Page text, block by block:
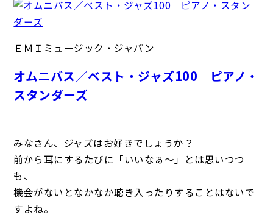
ＥＭＩミュージック・ジャパン
オムニバス／ベスト・ジャズ100 ピアノ・
スタンダーズ
みなさん、ジャズはお好きでしょうか？
前から耳にするたびに「いいなぁ～」とは思いつつ
も、
機会がないとなかなか聴き入ったりすることはないで
すよね。